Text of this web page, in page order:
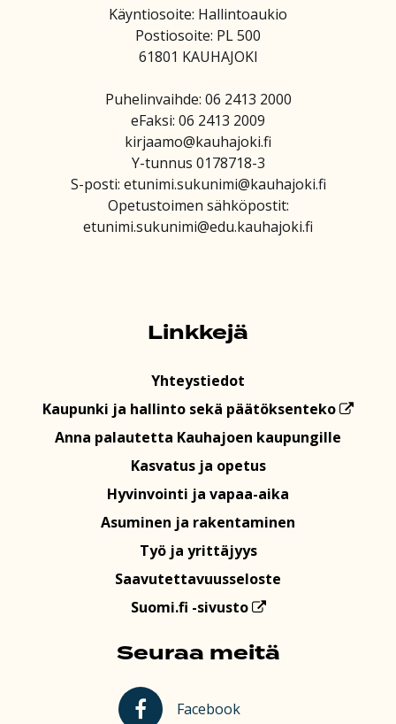
Käyntiosoite: Hallintoaukio
Postiosoite: PL 500
61801 KAUHAJOKI
Puhelinvaihde: 06 2413 2000
eFaksi: 06 2413 2009
kirjaamo@kauhajoki.fi
Y-tunnus 0178718-3
S-posti: etunimi.sukunimi@kauhajoki.fi
Opetustoimen sähköpostit:
etunimi.sukunimi@edu.kauhajoki.fi
Linkkejä
Yhteystiedot
Kaupunki ja hallinto sekä päätöksenteko
Anna palautetta Kauhajoen kaupungille
Kasvatus ja opetus
Hyvinvointi ja vapaa-aika
Asuminen ja rakentaminen
Työ ja yrittäjyys
Saavutettavuusseloste
Suomi.fi -sivusto
Seuraa meitä
Kauhajoki Facebookissa
Facebook